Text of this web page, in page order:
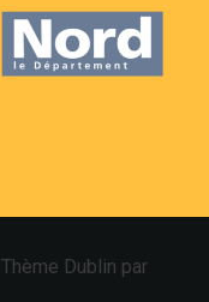
Thème Dublin par